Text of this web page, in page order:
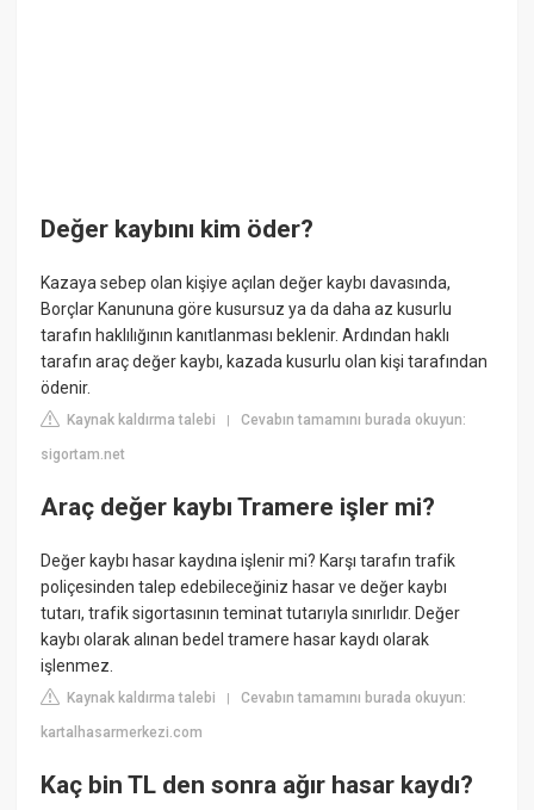
Değer kaybını kim öder?
Kazaya sebep olan kişiye açılan değer kaybı davasında,
Borçlar Kanununa göre kusursuz ya da daha az kusurlu
tarafın haklılığının kanıtlanması beklenir. Ardından haklı
tarafın araç değer kaybı, kazada kusurlu olan kişi tarafından
ödenir.
Kaynak kaldırma talebi |Cevabın tamamını burada okuyun:
sigortam.net
Araç değer kaybı Tramere işler mi?
Değer kaybı hasar kaydına işlenir mi? Karşı tarafın trafik
poliçesinden talep edebileceğiniz hasar ve değer kaybı
tutarı, trafik sigortasının teminat tutarıyla sınırlıdır. Değer
kaybı olarak alınan bedel tramere hasar kaydı olarak
işlenmez.
Kaynak kaldırma talebi |Cevabın tamamını burada okuyun:
kartalhasarmerkezi.com
Kaç bin TL den sonra ağır hasar kaydı?